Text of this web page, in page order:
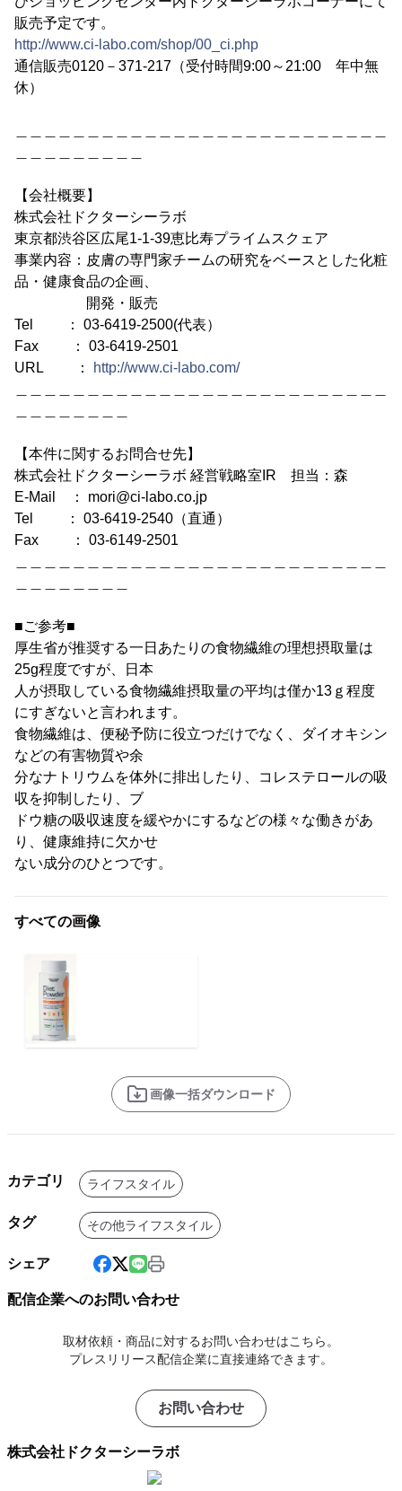
販売予定です。
http://www.ci-labo.com/shop/00_ci.php
通信販売0120－371-217（受付時間9:00～21:00 年中無
休）
【会社概要】
株式会社ドクターシーラボ
東京都渋谷区広尾1-1-39恵比寿プライムスクェア
事業内容：皮膚の専門家チームの研究をベースとした化粧
品・健康食品の企画、
開発・販売
Tel ： 03-6419-2500(代表）
Fax ： 03-6419-2501
URL ：
http://www.ci-labo.com/
【本件に関するお問合せ先】
株式会社ドクターシーラボ 経営戦略室IR 担当：森
E-Mail ： mori@ci-labo.co.jp
Tel ： 03-6419-2540（直通）
Fax ： 03-6149-2501
■ご参考■
厚生省が推奨する一日あたりの食物繊維の理想摂取量は
25g程度ですが、日本
人が摂取している食物繊維摂取量の平均は僅か13ｇ程度
にすぎないと言われます。
食物繊維は、便秘予防に役立つだけでなく、ダイオキシン
などの有害物質や余
分なナトリウムを体外に排出したり、コレステロールの吸
収を抑制したり、ブ
ドウ糖の吸収速度を緩やかにするなどの様々な働きがあ
り、健康維持に欠かせ
ない成分のひとつです。
すべての画像
画像一括ダウンロード
カテゴリ ライフスタイル
タグ その他ライフスタイル
シェア
配信企業へのお問い合わせ
取材依頼・商品に対するお問い合わせはこちら。
プレスリリース配信企業に直接連絡できます。
お問い合わせ
株式会社ドクターシーラボ